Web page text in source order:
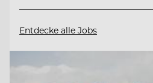
Entdecke alle Jobs